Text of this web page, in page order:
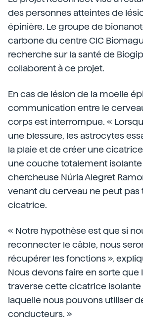
des personnes atteintes de
épinière. Le groupe de
carbone du centre CIC
recherche sur la santé de
collaborent à ce projet.
En cas de lésion de la moelle
communication entre le
corps est interrompue. «
une blessure, les astrocytes
la plaie et de créer une
une couche totalement isolante
chercheuse Núria Alegret
venant du cerveau ne peut pas
cicatrice.
« Notre hypothèse est que si
reconnecter le câble, nous
récupérer les fonctions »,
Nous devons faire en sorte que
traverse cette cicatrice
laquelle nous pouvons utiliser
conducteurs. »